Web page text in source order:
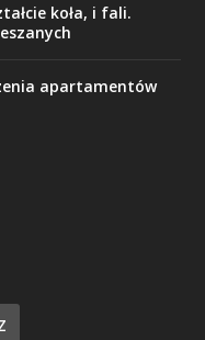
koła, i fali.
apartamentów